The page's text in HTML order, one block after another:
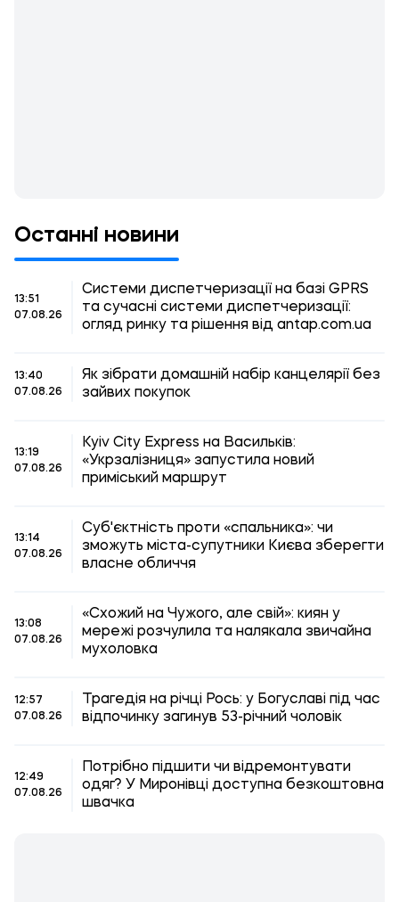
Останні новини
13:51
07.08.26
Системи диспетчеризації на базі GPRS
та сучасні системи диспетчеризації:
огляд ринку та рішення від antap.com.ua
13:40
07.08.26
Як зібрати домашній набір канцелярії без
зайвих покупок
13:19
07.08.26
Kyiv City Express на Васильків:
«Укрзалізниця» запустила новий
приміський маршрут
13:14
07.08.26
Суб'єктність проти «спальника»: чи
зможуть міста-супутники Києва зберегти
власне обличчя
13:08
07.08.26
«Схожий на Чужого, але свій»: киян у
мережі розчулила та налякала звичайна
мухоловка
12:57
07.08.26
Трагедія на річці Рось: у Богуславі під час
відпочинку загинув 53-річний чоловік
12:49
07.08.26
Потрібно підшити чи відремонтувати
одяг? У Миронівці доступна безкоштовна
швачка